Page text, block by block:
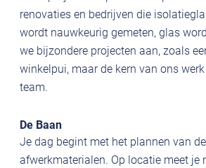
renovaties en bedrijven die
wordt nauwkeurig gemeten, glas
we bijzondere projecten aan, zoals
winkelpui, maar de kern van ons
team.
De Baan
Je dag begint met het plannen van
afwerkmaterialen. Op locatie meet je